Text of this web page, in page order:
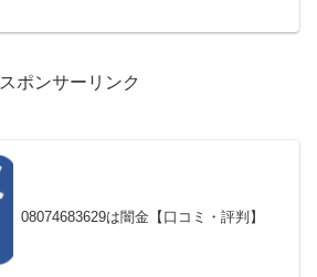
スポンサーリンク
08074683629は闇金【口コミ・評判】